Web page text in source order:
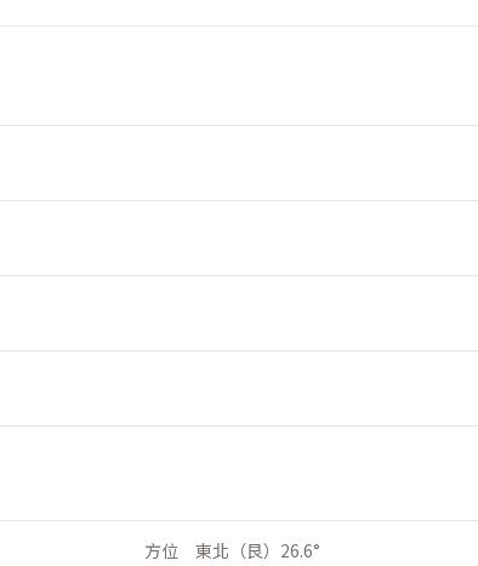
方位 東北（艮）26.6°